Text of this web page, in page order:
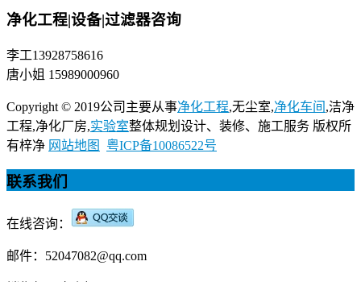
净化工程|设备|过滤器咨询
李工13928758616
唐小姐 15989000960
Copyright © 2019公司主要从事净化工程,无尘室,净化车间 ,洁净
工程,净化厂房,实验室整体规划设计、装修、施工服务 版权所
有梓净 网站地图 粤ICP备10086522号
联系我们
在线咨询：
邮件：52047082@qq.com